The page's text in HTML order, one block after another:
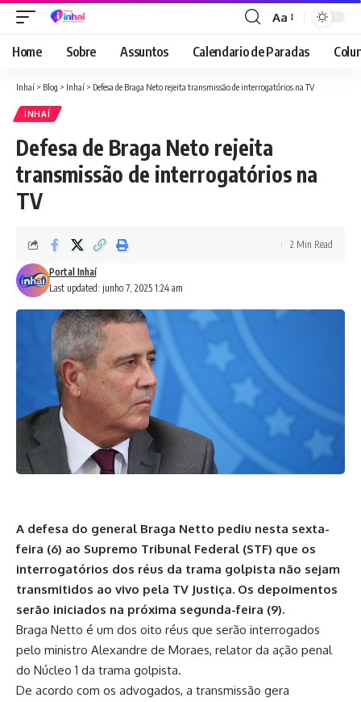
Font
Resizer
Aa
Home Sobre Assuntos Calendario de Paradas
Inhaí > Blog > Inhaí > Defesa de Braga Neto rejeita transmissão de interrogatórios na TV
INHAÍ
Defesa de Braga Neto rejeita
transmissão de interrogatórios na
TV
Last updated: junho 7, 2025 1:24 am
Portal Inhaí
2 Min Read
A defesa do general Braga Netto pediu nesta sexta-
feira (6) ao Supremo Tribunal Federal (STF) que os
interrogatórios dos réus da trama golpista não sejam
transmitidos ao vivo pela TV Justiça. Os depoimentos
serão iniciados na próxima segunda-feira (9).
Braga Netto é um dos oito réus que serão interrogados
pelo ministro Alexandre de Moraes, relator da ação penal
do Núcleo 1 da trama golpista.
De acordo com os advogados, a transmissão gera